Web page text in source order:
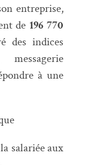
entreprise,
de 196 770
des indices
messagerie
à une
la salariée aux